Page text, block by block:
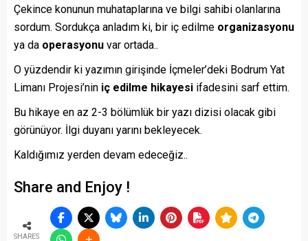
Çekince konunun muhataplarına ve bilgi sahibi olanlarına
sordum. Sordukça anladım ki, bir iç edilme organizasyonu
ya da operasyonu var ortada..
O yüzdendir ki yazımın girişinde İçmeler’deki Bodrum Yat
Limanı Projesi’nin iç edilme hikayesi ifadesini sarf ettim.
Bu hikaye en az 2-3 bölümlük bir yazı dizisi olacak gibi
görünüyor. İlgi duyanı yarını bekleyecek.
Kaldığımız yerden devam edeceğiz..
Share and Enjoy !
SHARES